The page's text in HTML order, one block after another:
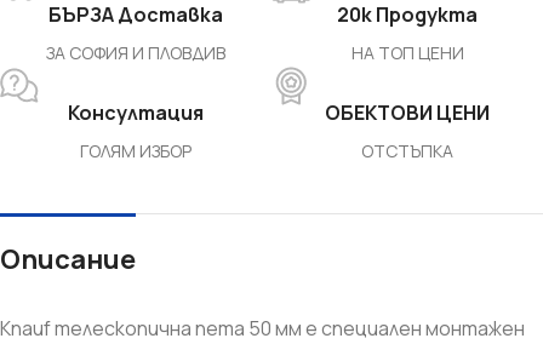
БЪРЗА Доставка
ЗА СОФИЯ И ПЛОВДИВ
20k Продукта
НА ТОП ЦЕНИ
Консултация
ГОЛЯМ ИЗБОР
ОБЕКТОВИ ЦЕНИ
ОТСТЪПКА
Описание
Knauf телескопична пета 50 мм е специален монтажен